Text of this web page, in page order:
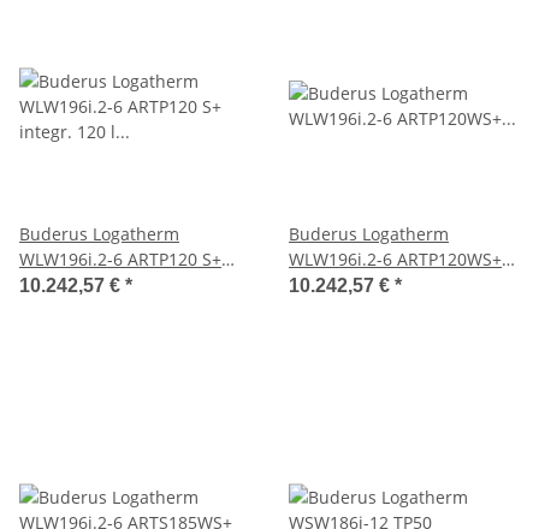
Buderus Logatherm
WLW196i.2-6 ARTP120 S+
integr. 120 l Pufferspeicher,
10.242,57 € *
Buderus Logatherm
WLW196i.2-6 ARTP120WS+
Luft-Wasser-Wärmepumpe
10.242,57 € *